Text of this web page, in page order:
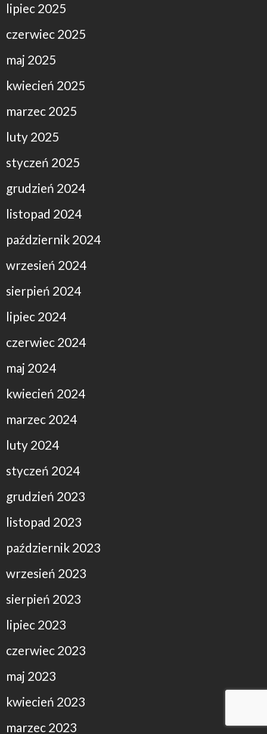
lipiec 2025
czerwiec 2025
maj 2025
kwiecień 2025
marzec 2025
luty 2025
styczeń 2025
grudzień 2024
listopad 2024
październik 2024
wrzesień 2024
sierpień 2024
lipiec 2024
czerwiec 2024
maj 2024
kwiecień 2024
marzec 2024
luty 2024
styczeń 2024
grudzień 2023
listopad 2023
październik 2023
wrzesień 2023
sierpień 2023
lipiec 2023
czerwiec 2023
maj 2023
kwiecień 2023
marzec 2023